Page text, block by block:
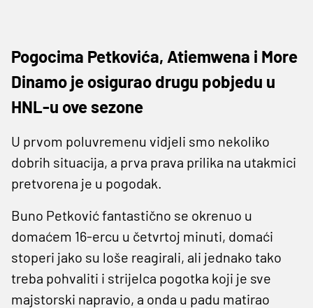
Pogocima Petkovića, Atiemwena i More
Dinamo je osigurao drugu pobjedu u
HNL-u ove sezone
U prvom poluvremenu vidjeli smo nekoliko
dobrih situacija, a prva prava prilika na utakmici
pretvorena je u pogodak.
Buno Petković fantastično se okrenuo u
domaćem 16-ercu u četvrtoj minuti, domaći
stoperi jako su loše reagirali, ali jednako tako
treba pohvaliti i strijelca pogotka koji je sve
majstorski napravio, a onda u padu matirao